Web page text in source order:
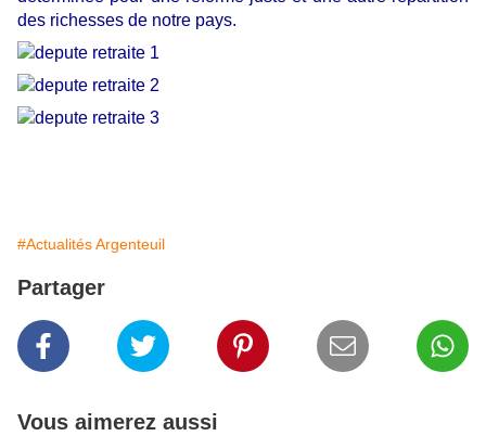
des richesses de notre pays.
#Actualités Argenteuil
Partager
Vous aimerez aussi